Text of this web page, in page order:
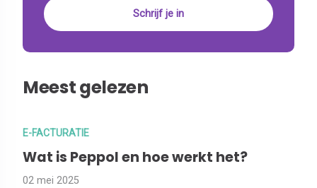
Meest gelezen
E-FACTURATIE
Wat is Peppol en hoe werkt het?
02 mei 2025